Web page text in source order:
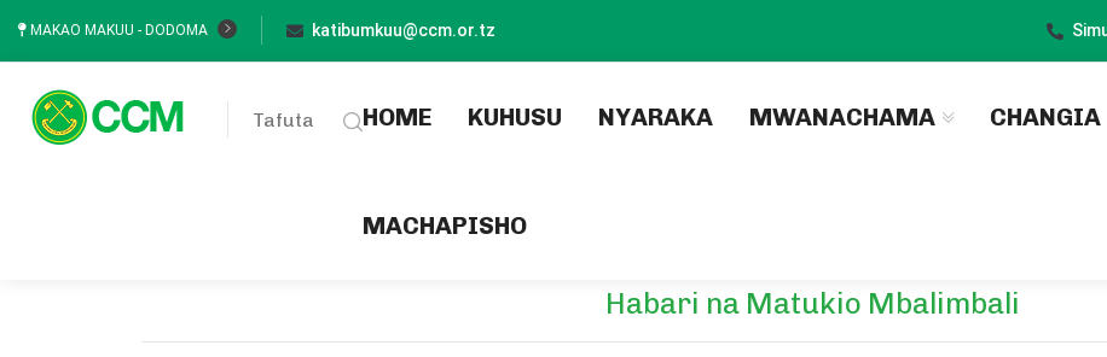
MAKAO MAKUU - DODOMA katibumkuu@ccm.or.tz
Tafuta HOME(current)
KUHUSU NYARAKA MWANACHAMA CHANGIA
MACHAPISHO
Habari na Matukio Mbalimbali